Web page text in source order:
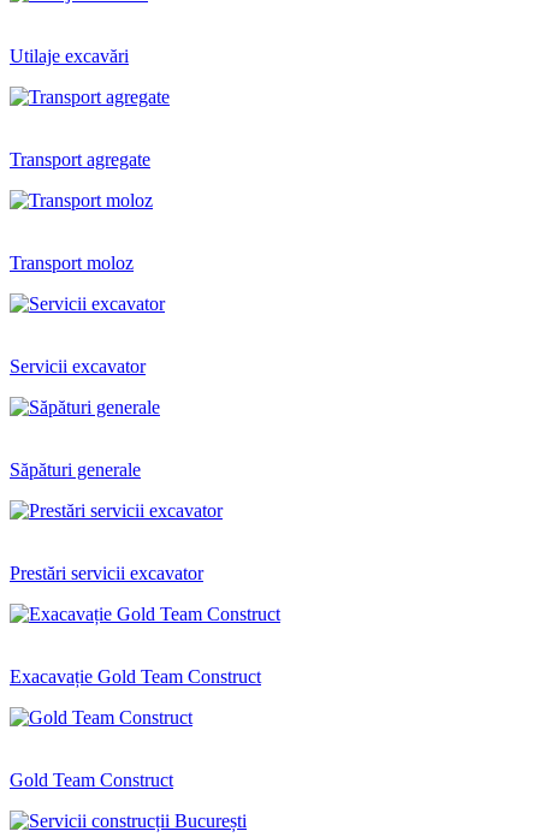
Utilaje excavări
Transport agregate
Transport moloz
Servicii excavator
Săpături generale
Prestări servicii excavator
Exacavație Gold Team Construct
Gold Team Construct